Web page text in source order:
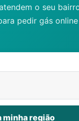
o seu
pedir gás
minha região